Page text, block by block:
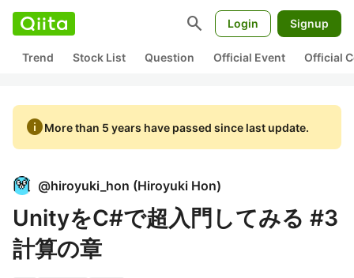
search Login Signup
Trend Stock List Question Official Event Official
infoMore than 5 years have passed since last update.
@hiroyuki_hon (Hiroyuki Hon)
UnityをC#で超入門してみる #3
計算の章